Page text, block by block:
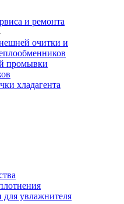
и ремонта
очитки и
промывки
хладагента
для увлажнителя